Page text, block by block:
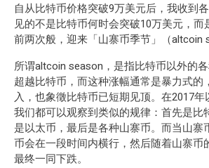
自从比特币价格突破9万美元后，我收到
见的不是比特币何时会突破10万美元，而
前两次般，迎来「山寨币季节」（altcoin
所谓altcoin season，是指比特币以外的
超越比特币，而这种涨幅通常是暴力式的
入，也象徵比特币已短期见顶。在2017年
我们都可以观察到类似的规律：首先是比
是以太币，最后是各种山寨币。而当山寨
币会在一段时间内横行，然后随着山寨币
最终一同下跌。